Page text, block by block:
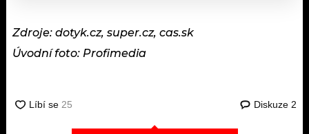
Zdroje: dotyk.cz, super.cz, cas.sk
Úvodní foto: Profimedia
Diskuze 2